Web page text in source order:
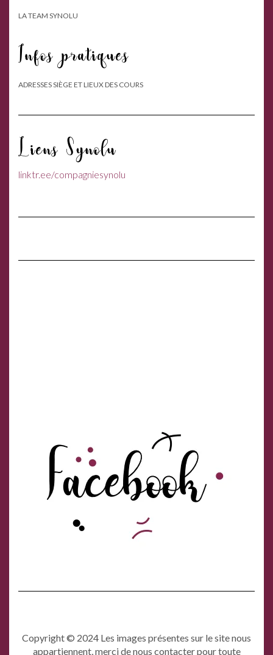
LA TEAM SYNOLU
Infos pratiques
ADRESSES SIÈGE ET LIEUX DES COURS
Liens Synolu
linktr.ee/compagniesynolu
Copyright © 2024 Les images présentes sur le site nous
appartiennent, merci de nous contacter pour toute